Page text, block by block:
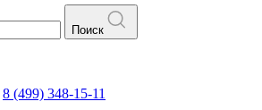
Поиск
8 (499) 348-15-11